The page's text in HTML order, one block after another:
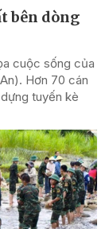
bên dòng
cuộc sống của
Hơn 70 cán
tuyến kè